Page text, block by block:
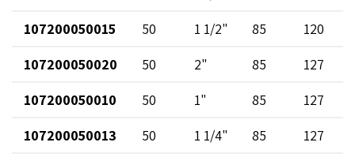
107200050015
50 1 1/2" 85
120
107200050020
50 2" 85
127
107200050010
50 1" 85
127
107200050013
50 1 1/4" 85
127